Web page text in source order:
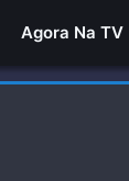
Agora Na TV